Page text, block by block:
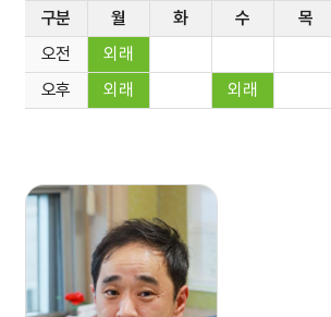
구분 월 화 수 목
오전
외래
오후
외래 외래